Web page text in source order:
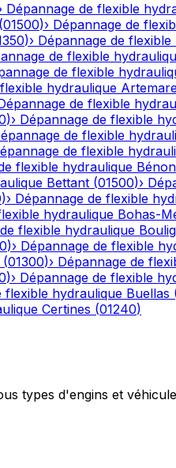
Dépannage de flexible
(01500)› Dépannage de
)› Dépannage de
de flexible
de flexible
hydraulique
de flexible
)› Dépannage de flexible
de flexible
de flexible
flexible hydraulique
Bettant (01500)›
)› Dépannage de flexible
hydraulique Bohas-
flexible hydraulique
)› Dépannage de flexible
(01300)› Dépannage de
)› Dépannage de flexible
flexible hydraulique Buellas
Certines (01240)
types d'engins et